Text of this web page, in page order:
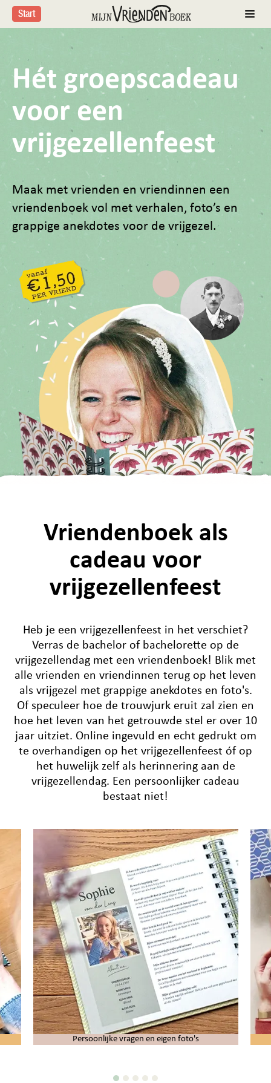
Start
Hét groepscadeau
voor een
vrijgezellenfeest
Maak met vrienden en vriendinnen een
vriendenboek vol met verhalen, foto’s en
grappige anekdotes voor de vrijgezel.
Vriendenboek als
cadeau voor
vrijgezellenfeest
Heb je een vrijgezellenfeest in het verschiet?
Verras de bachelor of bachelorette op de
vrijgezellendag met een vriendenboek! Blik met
alle vrienden en vriendinnen terug op het leven
als vrijgezel met grappige anekdotes en foto's.
Of speculeer hoe de trouwjurk eruit zal zien en
hoe het leven van het getrouwde stel er over 10
jaar uitziet. Online ingevuld en echt gedrukt om
te overhandigen op het vrijgezellenfeest óf op
het huwelijk zelf als herinnering aan de
vrijgezellendag. Een persoonlijker cadeau
bestaat niet!
Persoonlijke vragen en eigen foto's